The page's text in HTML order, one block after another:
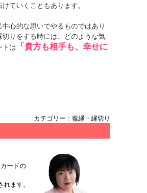
ていくこともあります。
心的な思いでやるものではあり
りをする時には、どのような気
トは
「貴方も相手も、幸せに
カテゴリー：復縁・縁切り
ードの
ます。